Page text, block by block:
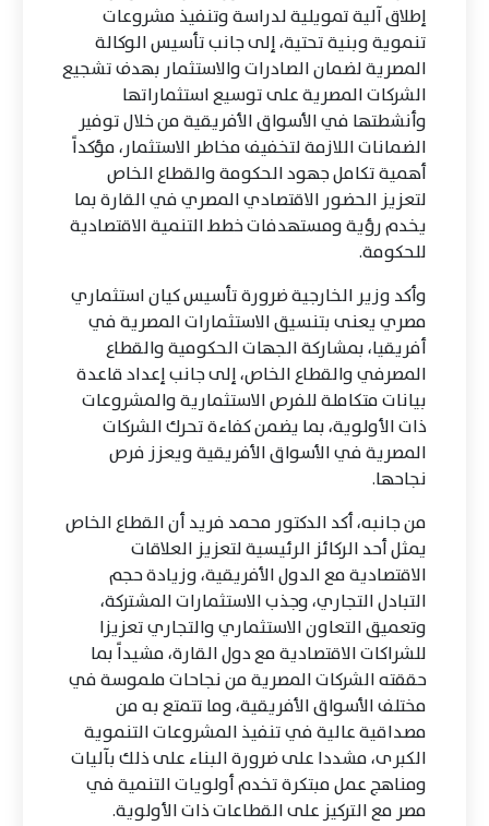
إطلاق آلية تمويلية لدراسة وتنفيذ مشروعات
تنموية وبنية تحتية، إلى جانب تأسيس الوكالة
المصرية لضمان الصادرات والاستثمار بهدف تشجيع
الشركات المصرية على توسيع استثماراتها
وأنشطتها في الأسواق الأفريقية من خلال توفير
الضمانات اللازمة لتخفيف مخاطر الاستثمار، مؤكداً
أهمية تكامل جهود الحكومة والقطاع الخاص
لتعزيز الحضور الاقتصادي المصري في القارة بما
يخدم رؤية ومستهدفات خطط التنمية الاقتصادية
للحكومة.
وأكد وزير الخارجية ضرورة تأسيس كيان استثماري
مصري يعنى بتنسيق الاستثمارات المصرية في
أفريقيا، بمشاركة الجهات الحكومية والقطاع
المصرفي والقطاع الخاص، إلى جانب إعداد قاعدة
بيانات متكاملة للفرص الاستثمارية والمشروعات
ذات الأولوية، بما يضمن كفاءة تحرك الشركات
المصرية في الأسواق الأفريقية ويعزز فرص
نجاحها.
من جانبه، أكد الدكتور محمد فريد أن القطاع الخاص
يمثل أحد الركائز الرئيسية لتعزيز العلاقات
الاقتصادية مع الدول الأفريقية، وزيادة حجم
التبادل التجاري، وجذب الاستثمارات المشتركة،
وتعميق التعاون الاستثماري والتجاري تعزيزا
للشراكات الاقتصادية مع دول القارة، مشيداً بما
حققته الشركات المصرية من نجاحات ملموسة في
مختلف الأسواق الأفريقية، وما تتمتع به من
مصداقية عالية في تنفيذ المشروعات التنموية
الكبرى، مشددا على ضرورة البناء على ذلك بآليات
ومناهج عمل مبتكرة تخدم أولويات التنمية في
مصر مع التركيز على القطاعات ذات الأولوية.